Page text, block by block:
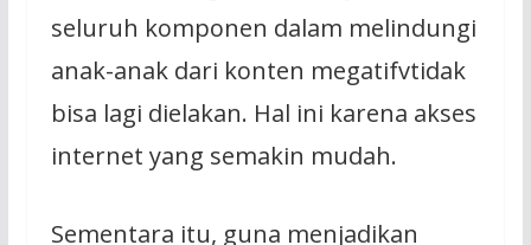
seluruh komponen dalam melindungi
anak-anak dari konten megatifvtidak
bisa lagi dielakan. Hal ini karena akses
internet yang semakin mudah.
Sementara itu, guna menjadikan